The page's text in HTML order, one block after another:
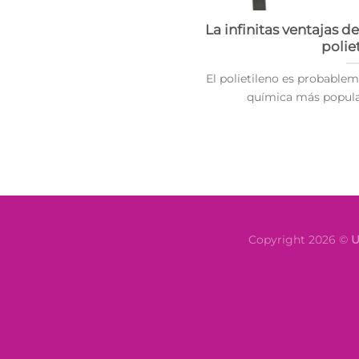
La infinitas ventajas
El polietileno es
química más
Copyright 2026 ©